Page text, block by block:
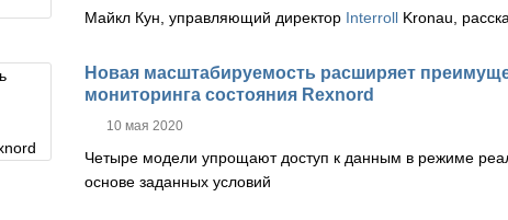
Майкл Кун, управляющий директор Interroll Kronau,
Новая масштабируемость расширяет
мониторинга состояния Rexnord
10 мая 2020
Четыре модели упрощают доступ к данным в режиме
основе заданных условий